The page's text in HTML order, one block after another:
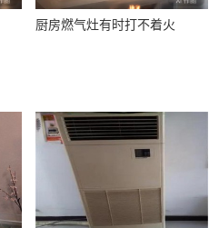
厨房燃气灶有时打不着火